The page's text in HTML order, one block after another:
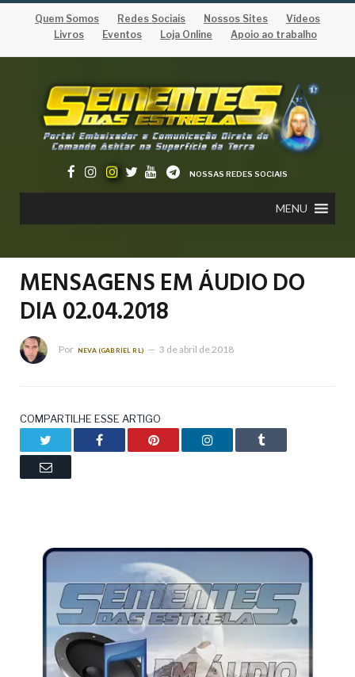
Quem Somos Redes Sociais Nossos Sites
Vídeos
Livros
Eventos Loja Online Apoio ao trabalho
NOSSAS REDES SOCIAIS
MENU
MENSAGENS EM ÁUDIO DO
DIA 02.04.2018
Por NEVA (GABRIEL RL) 3 de abril de 2018
COMPARTILHE ESSE ARTIGO
Facebook Pinterest LinkedIn Tumblr
Email